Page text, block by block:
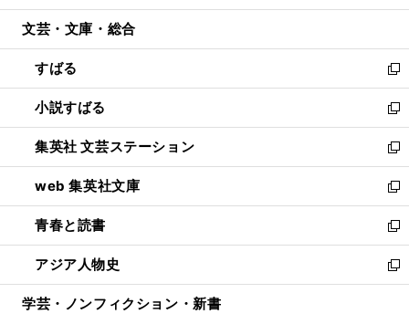
開
ウ
開
く
ン
ウ
で
開
く
ウ
ン
ド
ウ
で
開
く
文芸・文庫・総合
すばる
新
し
い
ウ
ィ
ン
ド
ウ
で
開
く
小説すばる
新
し
い
ウ
ィ
ン
ド
ウ
で
開
集英社 文芸ステーション
新
し
い
ウ
ィ
ン
ド
ウ
web 集英社文庫
新
し
い
ウ
ィ
ン
青春と読書
新
し
い
ウ
アジア人物史
新
し
学芸・ノンフィクション・新書